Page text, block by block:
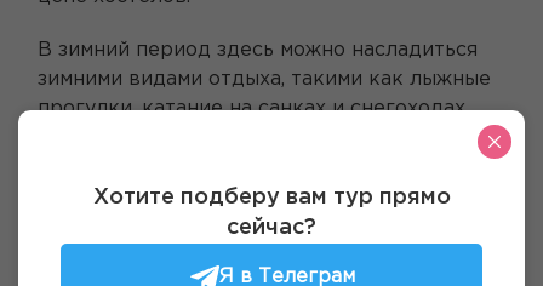
В зимний период здесь можно насладиться
зимними видами отдыха, такими как лыжные
прогулки, катание на санках и снегоходах.
приобрести подарки и познакомиться с
традиционными культурными
мероприятиями.
Хотите подберу вам тур прямо
сейчас?
Я в Телеграм